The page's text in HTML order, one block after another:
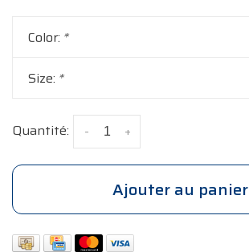
Color: *
Size: *
Quantité: +
-
Ajouter au panier